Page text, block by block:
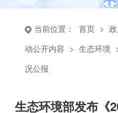
当前位置： 首页 >
动公开内容 > 生态环境
况公报
生态环境部发布《